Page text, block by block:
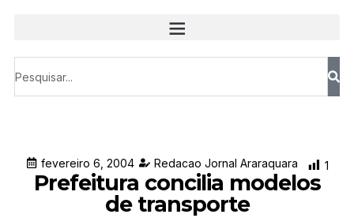
fevereiro 6, 2004 Redacao Jornal Araraquara 1
Prefeitura concilia modelos
de transporte